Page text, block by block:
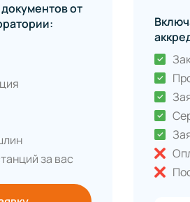
от
за вас